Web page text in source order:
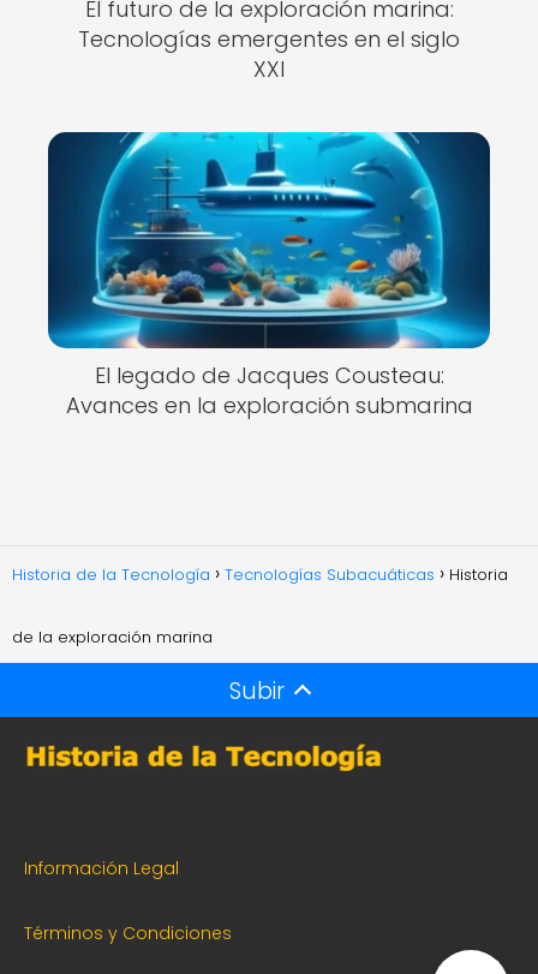
El futuro de la exploración marina:
Tecnologías emergentes en el siglo
XXI
El legado de Jacques Cousteau:
Avances en la exploración submarina
Historia de la Tecnología Tecnologías Subacuáticas Historia
de la exploración marina
Subir
Información Legal
Términos y Condiciones